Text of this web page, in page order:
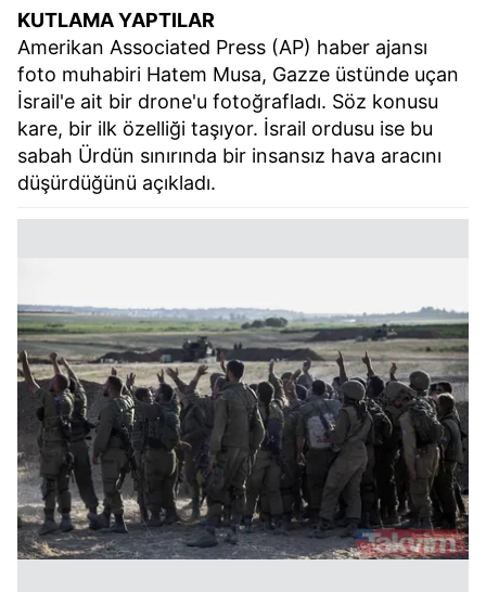
KUTLAMA YAPTILAR
Amerikan Associated Press (AP) haber ajansı
foto muhabiri Hatem Musa, Gazze üstünde uçan
İsrail'e ait bir drone'u fotoğrafladı. Söz konusu
kare, bir ilk özelliği taşıyor. İsrail ordusu ise bu
sabah Ürdün sınırında bir insansız hava aracını
düşürdüğünü açıkladı.